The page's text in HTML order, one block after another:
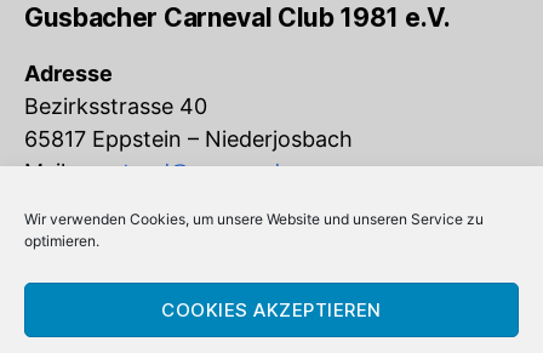
Wir verwenden Cookies, um unsere Website und unseren Service zu
optimieren.
COOKIES AKZEPTIEREN
Gusbacher Carneval Club 1981 e.V.
Adresse
Bezirksstrasse 40
65817 Eppstein – Niederjosbach
Mail:vorstand@gcc-ev.de
Eingetragen im Vereinsregister beim
Amtsgericht Königstein (VR 832)